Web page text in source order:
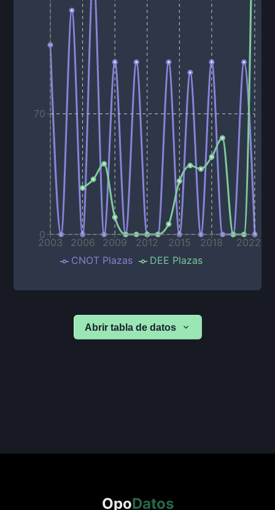
2003 2006 2009 2012 2015 2018 2022
0
70
CNOT Plazas DEE Plazas
Abrir tabla de datos
OpoDatos